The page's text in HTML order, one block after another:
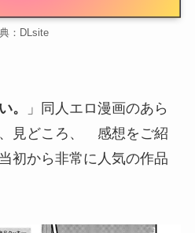
：DLsite
。
」同人エロ漫画のあら
見どころ、 感想をご紹
初から非常に人気の作品